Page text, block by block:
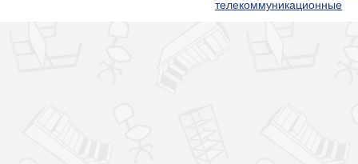
телекоммуникационные